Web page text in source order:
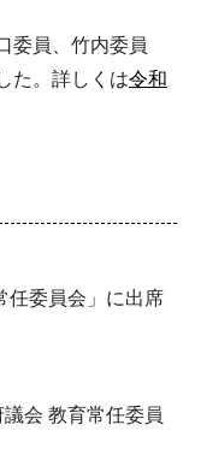
委員、竹内委員
た。詳しくは令和
任委員会」に出席
会 教育常任委員